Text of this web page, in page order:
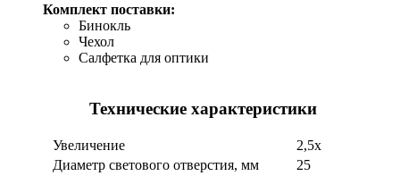
Комплект поставки:
Бинокль
Чехол
Салфетка для оптики
Технические характеристики
Увеличение
2,5х
Диаметр светового отверстия, мм
25